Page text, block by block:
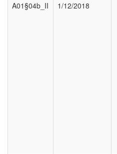
A01§04b_II
1/12/2018